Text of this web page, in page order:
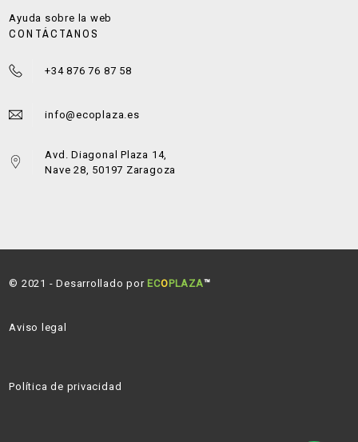
Ayuda sobre la web
CONTÁCTANOS
+34 876 76 87 58
info@ecoplaza.es
Avd. Diagonal Plaza 14,
Nave 28, 50197 Zaragoza
© 2021 - Desarrollado por ECOPLAZA™
Aviso legal
Política de privacidad